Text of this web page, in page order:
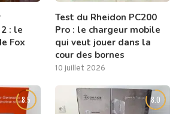
: le
Fox
Test du Rheidon PC200
Pro : le chargeur mobile
qui veut jouer dans la
cour des bornes
10 juillet 2026
8.5 8.0